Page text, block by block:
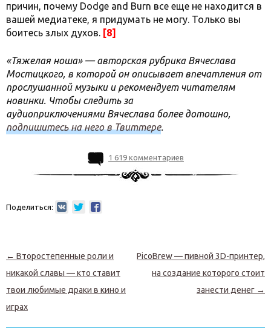
причин, почему Dodge and Burn все еще не находится в
вашей медиатеке, я придумать не могу. Только вы
боитесь злых духов. [8]
«Тяжелая ноша» — авторская рубрика Вячеслава
Мостицкого, в которой он описывает впечатления от
прослушанной музыки и рекомендует читателям
новинки. Чтобы следить за
аудиоприключениями Вячеслава более дотошно,
подпишитесь на него в Твиттере.
1 619 комментариев
Поделиться:
Навигация по записям
← Второстепенные роли и
никакой славы — кто ставит
твои любимые драки в кино и
играх
PicoBrew — пивной 3D-принтер,
на создание которого стоит
занести денег →